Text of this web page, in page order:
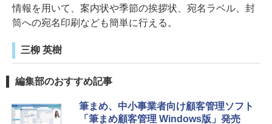
情報を用いて、案内状や季節の挨拶状、宛名ラベル、封
筒への宛名印刷なども簡単に行える。
三柳 英樹
編集部のおすすめ記事
筆まめ、中小事業者向け顧客管理ソフト
「筆まめ顧客管理 Windows版」発売